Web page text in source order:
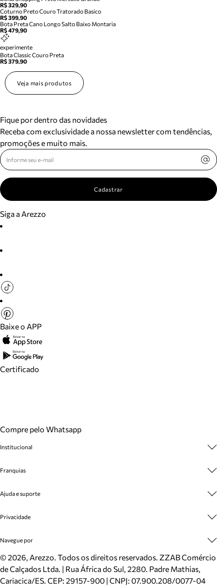
R$ 329,90
Coturno Preto Couro Tratorado Basico
R$ 399,90
Bota Preta Cano Longo Salto Baixo Montaria
R$ 479,90
experimente
Bota Classic Couro Preta
R$ 379,90
Veja mais produtos
Fique por dentro das novidades
Receba com exclusividade a nossa newsletter com tendências,
promoções e muito mais.
Cadastrar
Siga a Arezzo
Baixe o APP
Certificado
Compre pelo Whatsapp
Institucional
Cashback
Venda Corporativa
Mapa do Site
Inverno
Mundo Arezzo
Franquias
Plano de Negócio
Ajuda e suporte
Cadastro
Meus Pedidos
Trocas e Devoluções
Cartão Presente
Localizador de lojas
Privacidade
Politica e Privacidade
Navegue por
Sapatos
Bolsas
Scarpins
©2026, Arezzo. Todos os direitos reservados. ZZAB Comércio
de Calçados Ltda. | Rua África do Sul, 2280. Padre Mathias,
Cariacica/ES. CEP: 29157-900 | CNPJ: 07.900.208/0077-04